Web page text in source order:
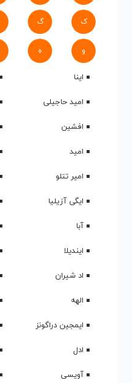
ک گ
و ه
اینا
امید حاجیلی
افشین
امید
امیر تتلو
ایگی آزیلیا
آبا
ایندیلا
اد شیران
الهه
ایمجین دراگونز
ادل
آویسی